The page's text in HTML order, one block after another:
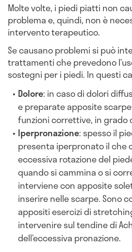
Molte volte, i piedi piatti non
problema e, quindi, non è
intervento terapeutico.
Se causano problemi si può
trattamenti che prevedono
sostegni per i piedi. In questi
Dolore: in caso di dolori
e preparate apposite
funzioni correttive, in grado
Iperpronazione: spesso il
presenta iperpronato il che
eccessiva rotazione del
quando si cammina o si
interviene con apposite
inserire nelle scarpe. Sono
appositi esercizi di
intervenire sul tendine di
dell’eccessiva pronazione.